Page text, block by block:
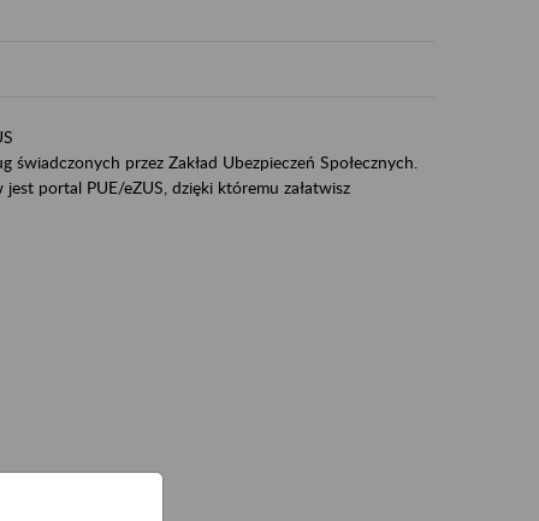
przez Zakład Ubezpieczeń Społecznych.
portal PUE/eZUS, dzięki któremu załatwisz